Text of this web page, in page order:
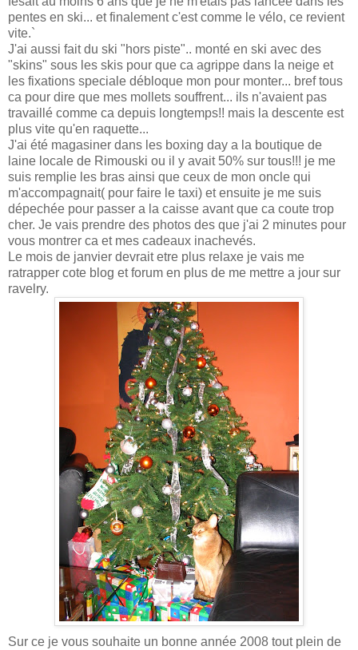
pentes en ski... et finalement c'est comme le vélo, ce revient
vite.`
J'ai aussi fait du ski "hors piste".. monté en ski avec des
"skins" sous les skis pour que ca agrippe dans la neige et
les fixations speciale débloque mon pour monter... bref tous
ca pour dire que mes mollets souffrent... ils n'avaient pas
travaillé comme ca depuis longtemps!! mais la descente est
plus vite qu'en raquette...
J'ai été magasiner dans les boxing day a la boutique de
laine locale de Rimouski ou il y avait 50% sur tous!!! je me
suis remplie les bras ainsi que ceux de mon oncle qui
m'accompagnait( pour faire le taxi) et ensuite je me suis
dépechée pour passer a la caisse avant que ca coute trop
cher. Je vais prendre des photos des que j'ai 2 minutes pour
vous montrer ca et mes cadeaux inachevés.
Le mois de janvier devrait etre plus relaxe je vais me
ratrapper cote blog et forum en plus de me mettre a jour sur
ravelry.
Sur ce je vous souhaite un bonne année 2008 tout plein de